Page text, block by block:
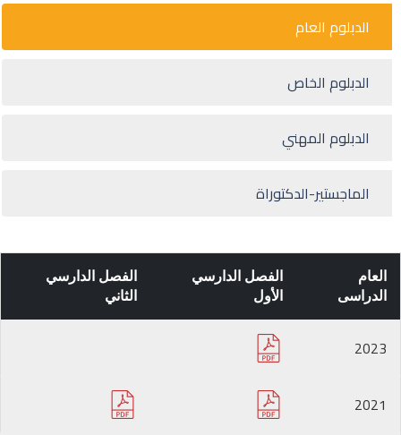
الدبلوم العام
الدبلوم الخاص
الدبلوم المهني
الماجستير-الدكتوراة
العام
الدراسى
الفصل الدارسي
الأول
الفصل الدارسي
الثاني
2023
2021